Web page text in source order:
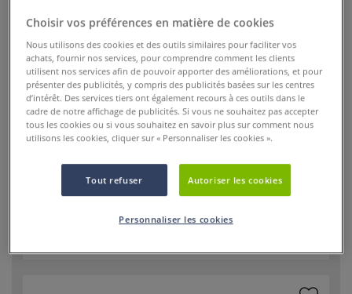
39,95 €
Réf.44732002
En stock
-
Choisir vos préférences en matière de cookies
Nous utilisons des cookies et des outils similaires pour faciliter vos
achats, fournir nos services, pour comprendre comment les clients
utilisent nos services afin de pouvoir apporter des améliorations, et pour
présenter des publicités, y compris des publicités basées sur les centres
d’intérêt. Des services tiers ont également recours à ces outils dans le
cadre de notre affichage de publicités. Si vous ne souhaitez pas accepter
tous les cookies ou si vous souhaitez en savoir plus sur comment nous
utilisons les cookies, cliquer sur « Personnaliser les cookies ».
Tout refuser Autoriser les cookies
Personnaliser les cookies